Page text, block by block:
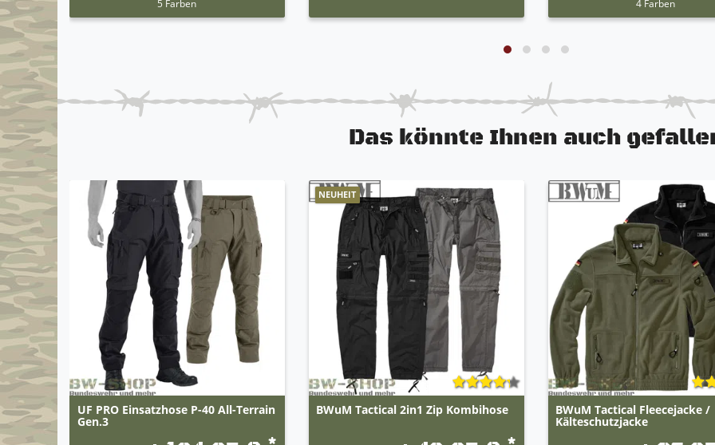
5 Farben 4 Farben
Das könnte Ihnen auch
UF PRO Einsatzhose P-40 All-Terrain
Gen.3
NEUHEIT
BWuM Tactical 2in1 Zip Kombihose BWuM Tactical Fleecejacke /
Kälteschutzjacke